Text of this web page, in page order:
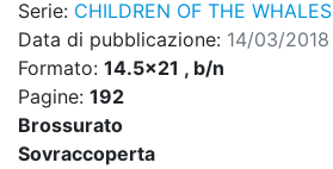
Serie: CHILDREN OF THE WHALES
Data di pubblicazione: 14/03/2018
Formato: 14.5x21 , b/n
Pagine: 192
Brossurato
Sovraccoperta